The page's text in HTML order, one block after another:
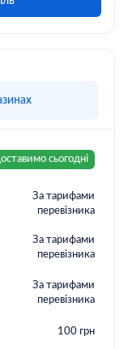
сьогодні
За тарифами
перевізника
За тарифами
перевізника
За тарифами
перевізника
100 грн